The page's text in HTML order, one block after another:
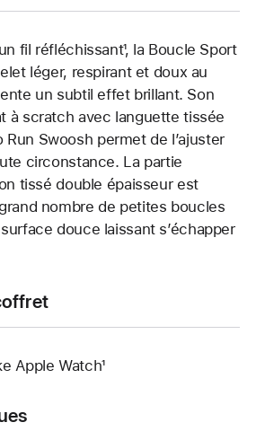
fil réfléchissant¹, la Boucle Sport
léger, respirant et doux au
un subtil effet brillant. Son
à scratch avec languette tissée
Run Swoosh permet de l’ajuster
circonstance. La partie
tissé double épaisseur est
nombre de petites boucles
douce laissant s’échapper
Apple Watch¹